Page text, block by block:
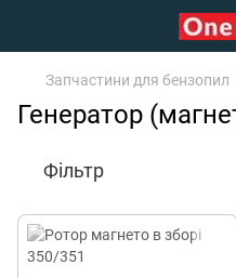
Запчастини для бензопил
Генератор
Фільтр